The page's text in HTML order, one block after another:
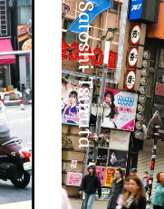
Satoshi Tsuruta